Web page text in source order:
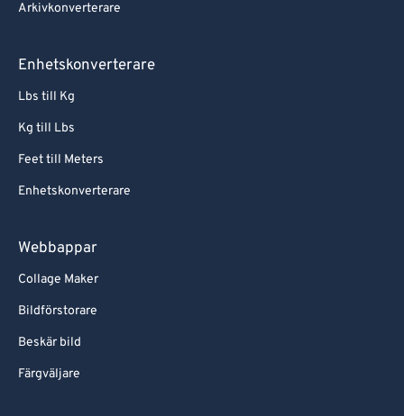
Arkivkonverterare
Enhetskonverterare
Lbs till Kg
Kg till Lbs
Feet till Meters
Enhetskonverterare
Webbappar
Collage Maker
Bildförstorare
Beskär bild
Färgväljare